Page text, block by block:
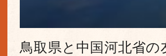
鳥取県と中国河北省